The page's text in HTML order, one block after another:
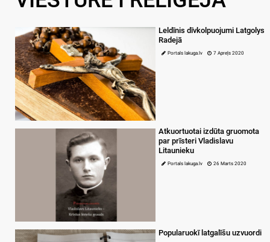
Leldīnis dīvkolpuojumi Latgolys
Radejā
Portals lakuga.lv 7 Apreļs 2020
Atkuortuotai izdūta gruomota
par prīsteri Vladislavu
Litaunieku
Portals lakuga.lv 26 Marts 2020
Popularuokī latgalīšu uzvuordi